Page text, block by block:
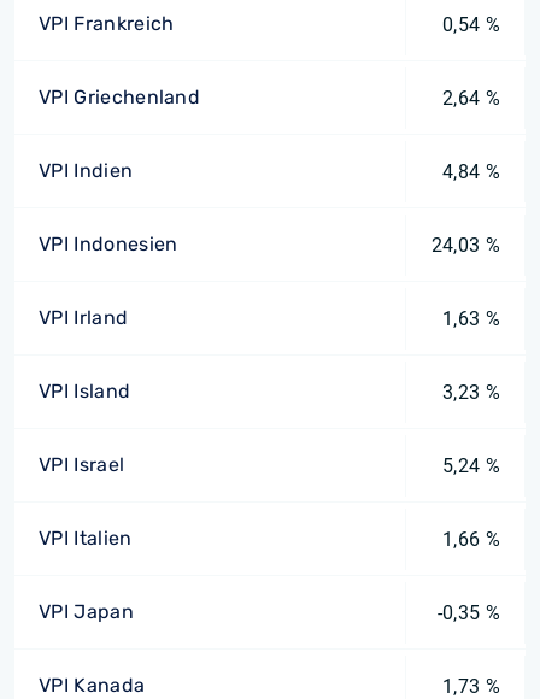
VPI Frankreich 0,54 %
VPI Griechenland 2,64 %
VPI Indien 4,84 %
VPI Indonesien 24,03 %
VPI Irland 1,63 %
VPI Island 3,23 %
VPI Israel 5,24 %
VPI Italien 1,66 %
VPI Japan -0,35 %
VPI Kanada 1,73 %